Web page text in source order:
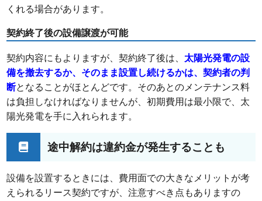
くれる場合があります。
契約終了後の設備譲渡が可能
契約内容にもよりますが、契約終了後は、 太陽光発電の設
備を撤去するか、そのまま設置し続けるかは、契約者の判
断となることがほとんどです。そのあとのメンテナンス料
は負担しなければなりませんが、初期費用は最小限で、太
陽光発電を手に入れられます。
途中解約は違約金が発生することも
設備を設置するときには、費用面での大きなメリットが考
えられるリース契約ですが、注意すべき点もありますの